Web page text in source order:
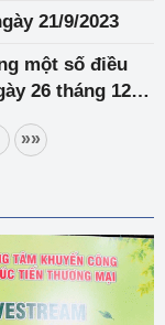
21/9/2023
một số điều
26 tháng 12
»»